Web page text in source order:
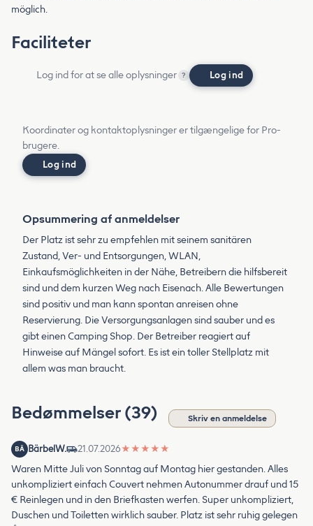
möglich.
Faciliteter
Log ind for at se alle oplysninger ? Log ind
Koordinater og kontaktoplysninger er tilgængelige for Pro-
brugere.
Log ind
Opsummering af anmeldelser
Der Platz ist sehr zu empfehlen mit seinem sanitären
Zustand, Ver- und Entsorgungen, WLAN,
Einkaufsmöglichkeiten in der Nähe, Betreibern die hilfsbereit
sind und dem kurzen Weg nach Eisenach. Alle Bewertungen
sind positiv und man kann spontan anreisen ohne
Reservierung. Die Versorgungsanlagen sind sauber und es
gibt einen Camping Shop. Der Betreiber reagiert auf
Hinweise auf Mängel sofort. Es ist ein toller Stellplatz mit
allem was man braucht.
Bedømmelser (39) Skriv en anmeldelse
BÄ BärbelW. 21.07.2026★ ★ ★ ★ ★
Waren Mitte Juli von Sonntag auf Montag hier gestanden. Alles
unkompliziert einfach Couvert nehmen Autonummer drauf und 15
€ Reinlegen und in den Briefkasten werfen. Super unkompliziert,
Duschen und Toiletten wirklich sauber. Platz ist sehr ruhig gelegen